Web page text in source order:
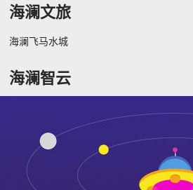
海澜文旅
海澜飞马水城
海澜智云